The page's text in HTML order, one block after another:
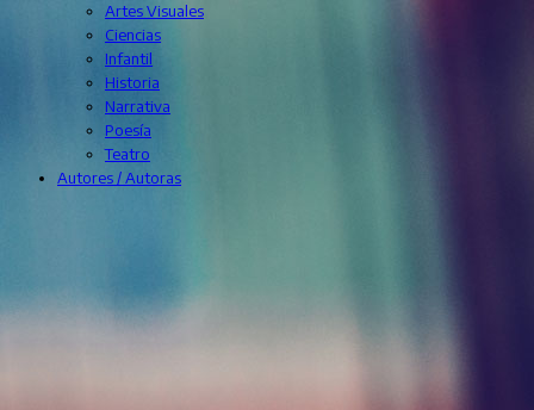
Artes Visuales
Ciencias
Infantil
Historia
Narrativa
Poesía
Teatro
Autores / Autoras